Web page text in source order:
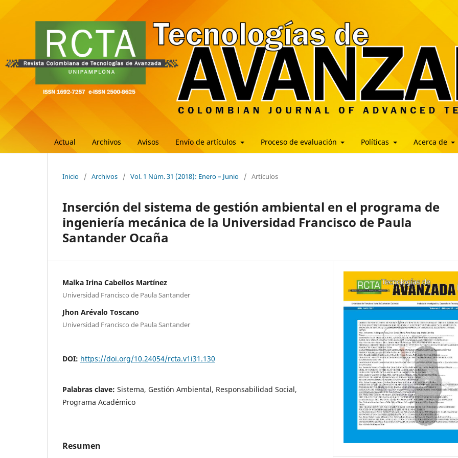
Actual Archivos Avisos Envío de artículos Proceso de evaluación Políticas Acerca de
Inicio / Archivos / Vol. 1 Núm. 31 (2018): Enero – Junio / Artículos
Inserción del sistema de gestión ambiental en el programa de
ingeniería mecánica de la Universidad Francisco de Paula
Santander Ocaña
Malka Irina Cabellos Martínez
Universidad Francisco de Paula Santander
Jhon Arévalo Toscano
Universidad Francisco de Paula Santander
DOI: https://doi.org/10.24054/rcta.v1i31.130
Palabras clave: Sistema, Gestión Ambiental, Responsabilidad Social,
Programa Académico
Resumen